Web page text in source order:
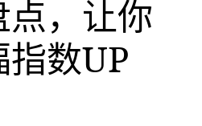
，让你
数UP